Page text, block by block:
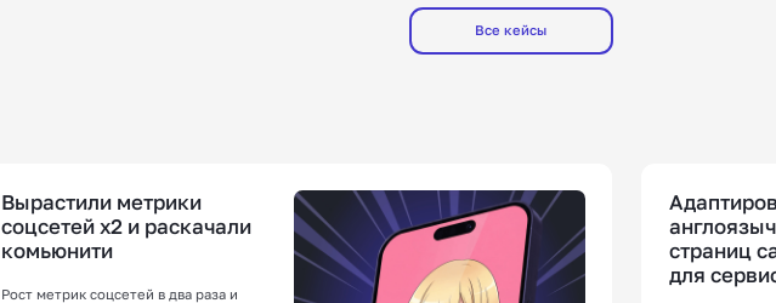
Все кейсы
Вырастили метрики
соцсетей x2 и раскачали
комьюнити
Рост метрик соцсетей в два раза и
страниц
для